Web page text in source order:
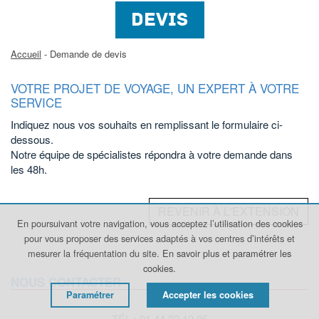
DEVIS
Accueil - Demande de devis
VOTRE PROJET DE VOYAGE, UN EXPERT À VOTRE
SERVICE
Indiquez nous vos souhaits en remplissant le formulaire ci-
dessous.
Notre équipe de spécialistes répondra à votre demande dans
les 48h.
NOUS CONTACTER
En poursuivant votre navigation, vous acceptez l’utilisation des cookies
pour vous proposer des services adaptés à vos centres d’intérêts et
mesurer la fréquentation du site. En savoir plus et paramétrer les
cookies.
Paramétrer Accepter les cookies